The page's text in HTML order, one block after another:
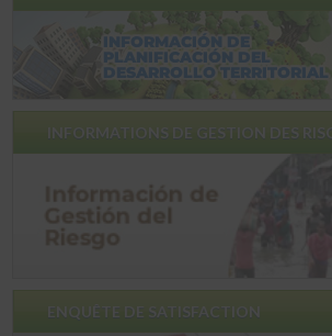
INFORMATIONS DE GESTION DES
ENQUÊTE DE SATISFACTION